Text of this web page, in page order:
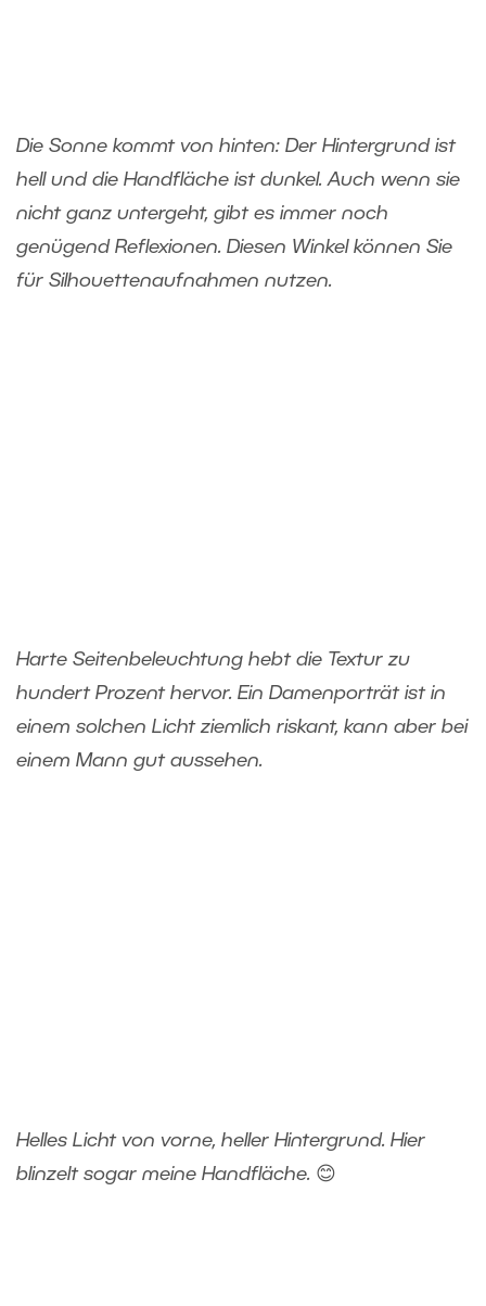
Die Sonne kommt von hinten: Der Hintergrund ist
hell und die Handfläche ist dunkel. Auch wenn sie
nicht ganz untergeht, gibt es immer noch
genügend Reflexionen. Diesen Winkel können Sie
für Silhouettenaufnahmen nutzen.
Harte Seitenbeleuchtung hebt die Textur zu
hundert Prozent hervor. Ein Damenporträt ist in
einem solchen Licht ziemlich riskant, kann aber bei
einem Mann gut aussehen.
Helles Licht von vorne, heller Hintergrund. Hier
blinzelt sogar meine Handfläche. 😊